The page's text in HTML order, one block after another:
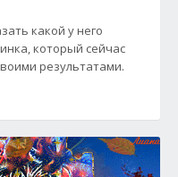
какой у него
который сейчас
результатами.